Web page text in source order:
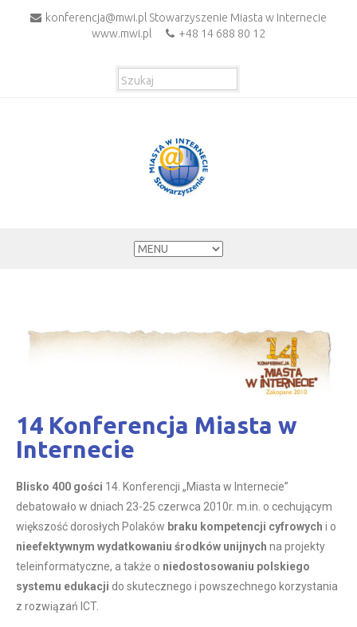
konferencja@mwi.pl Stowarzyszenie Miasta w Internecie
www.mwi.pl
+48 14 688 80 12
14 Konferencja Miasta w
Internecie
Blisko 400 gości 14. Konferencji „Miasta w Internecie”
debatowało w dniach 23-25 czerwca 2010r. m.in. o cechującym
większość dorosłych Polaków braku kompetencji cyfrowych i o
nieefektywnym wydatkowaniu środków unijnych na projekty
teleinformatyczne, a także o niedostosowaniu polskiego
systemu edukacji do skutecznego i powszechnego korzystania
z rozwiązań ICT.